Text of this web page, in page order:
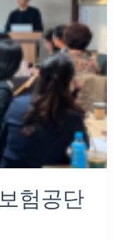
험공단